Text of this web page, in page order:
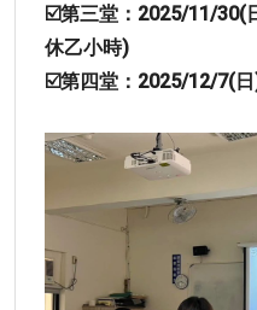
☑️第三堂： 2025/11/30(
休乙小時)
☑️第四堂：2025/12/7(